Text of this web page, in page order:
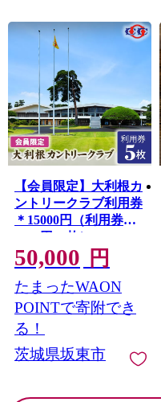
理的条件を生かして生鮮
気候に恵まれほとんど
に、レタス、夏ネギは
ランド品として市場で
また、生糸とともに江
な輸出品目の一つに数え
クがあると評判です。
【会員限定】大利根カ
ントリークラブ利用券
＊15000円（利用券
3000円×5枚） No.159
50,000 円
たまったWAON
POINTで寄附でき
る！
茨城県坂東市